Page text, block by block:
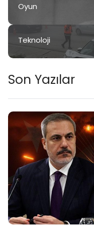
Oyun
Teknoloji
Son Yazılar